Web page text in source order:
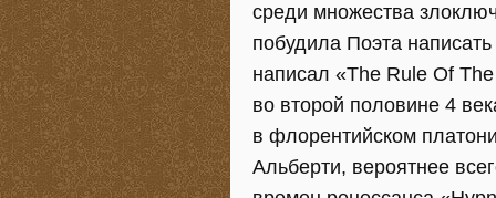
среди множества
побудила Поэта
написал «The Rule Of
во второй половине 4
в флорентийском
Альберти, вероятнее